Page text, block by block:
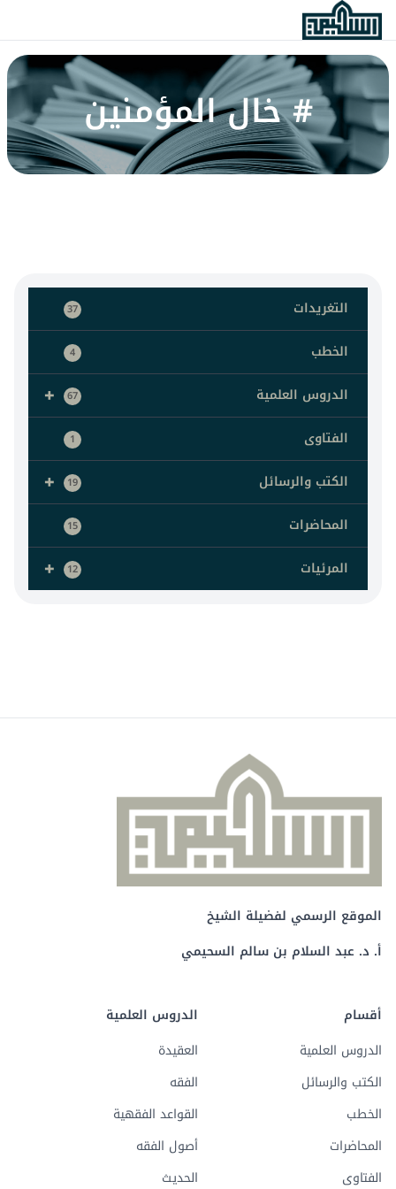
# خال المؤمنين
التغريدات 37
الخطب 4
+ الدروس العلمية 67
الفتاوى 1
+ الكتب والرسائل 19
المحاضرات 15
+ المرئيات 12
الموقع الرسمي لفضيلة الشيخ
أ. د. عبد السلام بن سالم السحيمي
أقسام
الدروس العلمية
الكتب والرسائل
الخطب
المحاضرات
الفتاوى
الدروس العلمية
العقيدة
الفقه
القواعد الفقهية
أصول الفقه
الحديث